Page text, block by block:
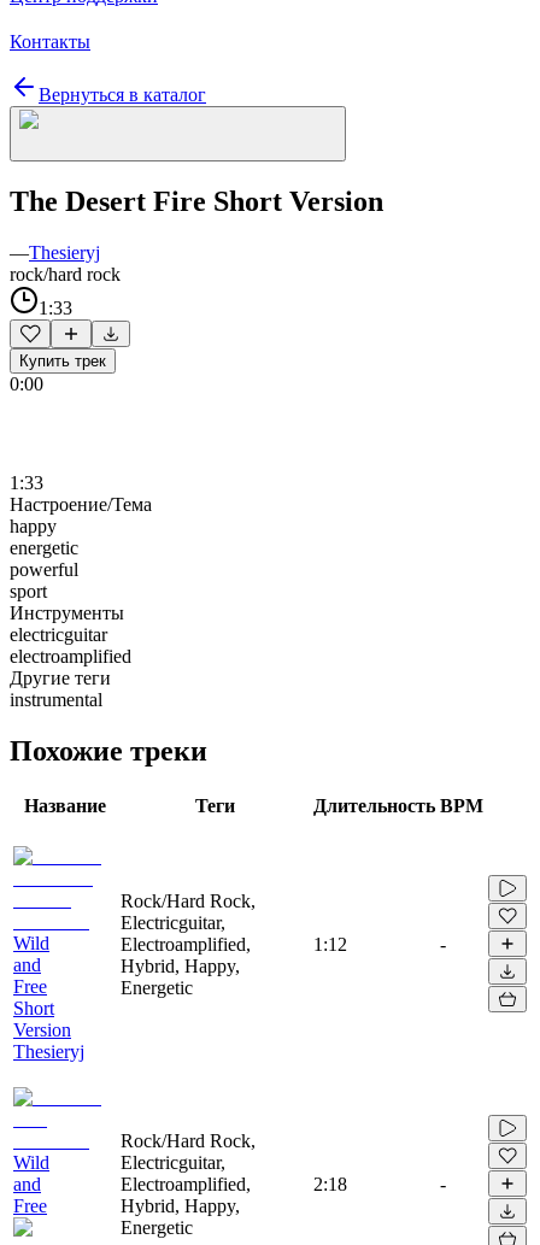
Контакты
Вернуться в каталог
The Desert Fire Short Version
—Thesieryj
rock/hard rock
1:33
Купить трек
0:00
1:33
Настроение/Тема
happy
energetic
powerful
sport
Инструменты
electricguitar
electroamplified
Другие теги
instrumental
Похожие треки
Название Теги Длительность BPM
Wild
and
Free
Short
Version
Thesieryj
Rock/Hard Rock,
Electricguitar,
Electroamplified,
Hybrid, Happy,
Energetic
1:12 -
Wild
and
Free
Rock/Hard Rock,
Electricguitar,
Electroamplified,
Hybrid, Happy,
Energetic
2:18 -